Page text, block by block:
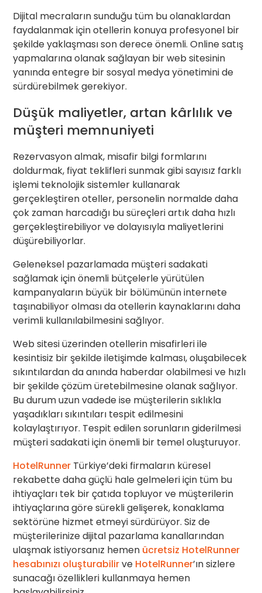
Dijital mecraların sunduğu tüm bu olanaklardan
faydalanmak için otellerin konuya profesyonel bir
şekilde yaklaşması son derece önemli. Online satış
yapmalarına olanak sağlayan bir web sitesinin
yanında entegre bir sosyal medya yönetimini de
sürdürebilmek gerekiyor.
Düşük maliyetler, artan kârlılık ve
müşteri memnuniyeti
Rezervasyon almak, misafir bilgi formlarını
doldurmak, fiyat teklifleri sunmak gibi sayısız farklı
işlemi teknolojik sistemler kullanarak
gerçekleştiren oteller, personelin normalde daha
çok zaman harcadığı bu süreçleri artık daha hızlı
gerçekleştirebiliyor ve dolayısıyla maliyetlerini
düşürebiliyorlar.
Geleneksel pazarlamada müşteri sadakati
sağlamak için önemli bütçelerle yürütülen
kampanyaların büyük bir bölümünün internete
taşınabiliyor olması da otellerin kaynaklarını daha
verimli kullanılabilmesini sağlıyor.
Web sitesi üzerinden otellerin misafirleri ile
kesintisiz bir şekilde iletişimde kalması, oluşabilecek
sıkıntılardan da anında haberdar olabilmesi ve hızlı
bir şekilde çözüm üretebilmesine olanak sağlıyor.
Bu durum uzun vadede ise müşterilerin sıklıkla
yaşadıkları sıkıntıları tespit edilmesini
kolaylaştırıyor. Tespit edilen sorunların giderilmesi
müşteri sadakati için önemli bir temel oluşturuyor.
HotelRunner Türkiye’deki firmaların küresel
rekabette daha güçlü hale gelmeleri için tüm bu
ihtiyaçları tek bir çatıda topluyor ve müşterilerin
ihtiyaçlarına göre sürekli gelişerek, konaklama
sektörüne hizmet etmeyi sürdürüyor. Siz de
müşterilerinize dijital pazarlama kanallarından
ulaşmak istiyorsanız hemen ücretsiz HotelRunner
hesabınızı oluşturabilirve HotelRunner’ın sizlere
sunacağı özellikleri kullanmaya hemen